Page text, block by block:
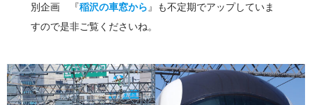
別企画 『稲沢の車窓から』も不定期でアップしていま
すので是非ご覧くださいね。